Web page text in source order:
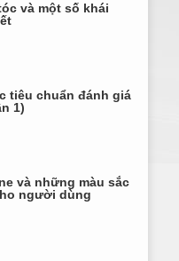
và một số khái
tiêu chuẩn đánh giá
1)
và những màu sắc
người dùng